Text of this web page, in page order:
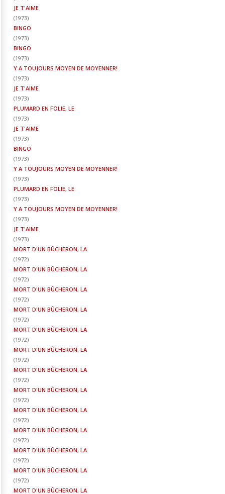
JE T'AIME
(1973)
BINGO
(1973)
BINGO
(1973)
Y A TOUJOURS MOYEN DE MOYENNER!
(1973)
JE T'AIME
(1973)
PLUMARD EN FOLIE, LE
(1973)
JE T'AIME
(1973)
BINGO
(1973)
Y A TOUJOURS MOYEN DE MOYENNER!
(1973)
PLUMARD EN FOLIE, LE
(1973)
Y A TOUJOURS MOYEN DE MOYENNER!
(1973)
JE T'AIME
(1973)
MORT D'UN BÛCHERON, LA
(1972)
MORT D'UN BÛCHERON, LA
(1972)
MORT D'UN BÛCHERON, LA
(1972)
MORT D'UN BÛCHERON, LA
(1972)
MORT D'UN BÛCHERON, LA
(1972)
MORT D'UN BÛCHERON, LA
(1972)
MORT D'UN BÛCHERON, LA
(1972)
MORT D'UN BÛCHERON, LA
(1972)
MORT D'UN BÛCHERON, LA
(1972)
MORT D'UN BÛCHERON, LA
(1972)
MORT D'UN BÛCHERON, LA
(1972)
MORT D'UN BÛCHERON, LA
(1972)
MORT D'UN BÛCHERON, LA